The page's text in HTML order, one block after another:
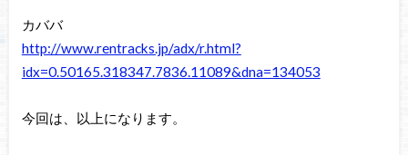
カババ
http://www.rentracks.jp/adx/r.html?
idx=0.50165.318347.7836.11089&dna=134053
今回は、以上になります。